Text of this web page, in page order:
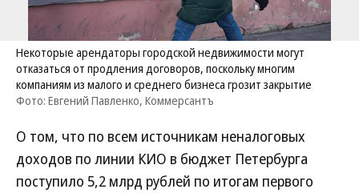
Некоторые арендаторы городской недвижимости могут
отказаться от продления договоров, поскольку многим
компаниям из малого и среднего бизнеса грозит закрытие
Фото: Евгений Павленко, Коммерсантъ
О том, что по всем источникам неналоговых
доходов по линии КИО в бюджет Петербурга
поступило 5,2 млрд рублей по итогам первого